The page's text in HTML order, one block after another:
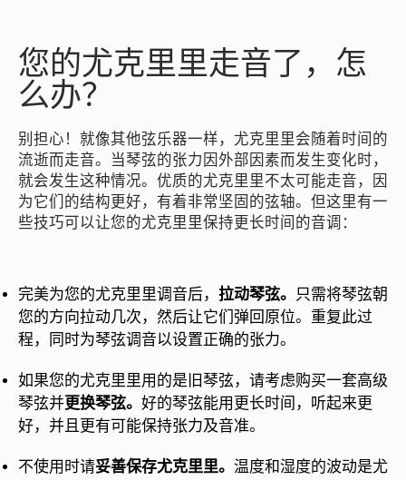
您的尤克里里走音了，怎
么办？
别担心！就像其他弦乐器一样，尤克里里会随着时间的
流逝而走音。当琴弦的张力因外部因素而发生变化时，
就会发生这种情况。优质的尤克里里不太可能走音，因
为它们的结构更好，有着非常坚固的弦轴。但这里有一
些技巧可以让您的尤克里里保持更长时间的音调：
完美为您的尤克里里调音后， 拉动琴弦。
只需将琴弦朝
您的方向拉动几次，然后让它们弹回原位。重复此过
程，同时为琴弦调音以设置正确的张力。
如果您的尤克里里用的是旧琴弦，请考虑购买一套高级
琴弦并更换琴弦。 好的琴弦能用更长时间，听起来更
好，并且更有可能保持张力及音准。
不使用时请妥善保存尤克里里。 温度和湿度的波动是尤